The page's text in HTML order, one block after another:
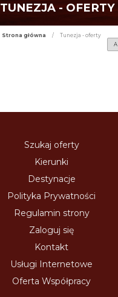
TUNEZJA - OFERTY
Strona główna /
Tunezja - oferty
A
Szukaj oferty
Kierunki
Destynacje
Polityka Prywatności
Regulamin strony
Zaloguj się
Kontakt
Usługi Internetowe
Oferta Współpracy